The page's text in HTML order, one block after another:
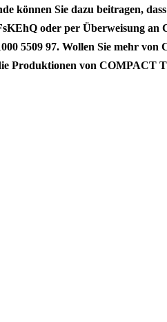
können Sie dazu beitragen,
oder per Überweisung an
5509 97. Wollen Sie mehr von
Produktionen von COMPACT